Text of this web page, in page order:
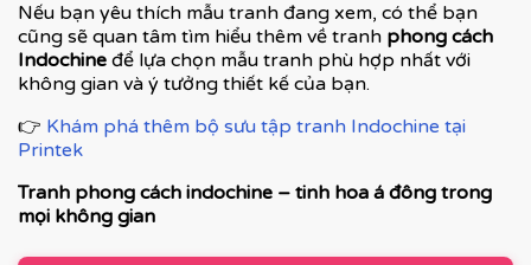
Nếu bạn yêu thích mẫu tranh đang xem, có thể bạn
cũng sẽ quan tâm tìm hiểu thêm về tranh phong cách
Indochine để lựa chọn mẫu tranh phù hợp nhất với
không gian và ý tưởng thiết kế của bạn.
👉 Khám phá thêm bộ sưu tập tranh Indochine tại
Printek
Tranh phong cách indochine – tinh hoa á đông trong
mọi không gian
Tranh phong cách Indochine là dòng tranh nghệ thuật